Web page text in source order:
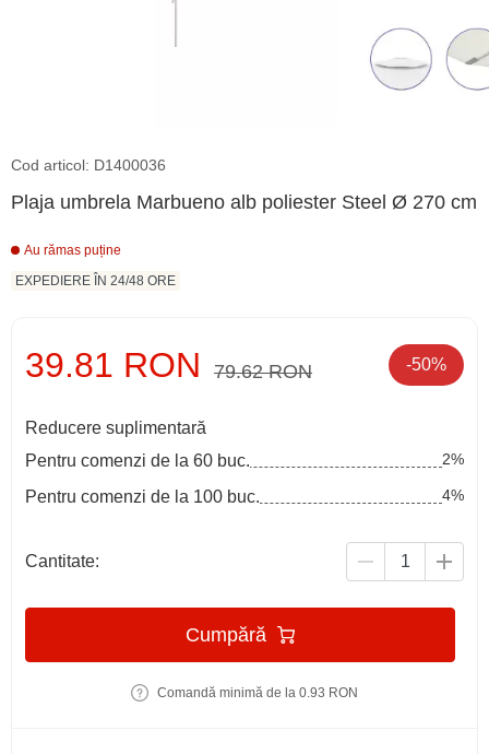
Cod articol: D1400036
Plaja umbrela Marbueno alb poliester Steel Ø 270 cm
Au rămas puține
EXPEDIERE ÎN 24/48 ORE
39.81 RON 79.62 RON -50%
Reducere suplimentară
Pentru comenzi de la 60 buc.
2%
Pentru comenzi de la 100 buc. 4%
Cantitate:
Cumpără
Comandă minimă de la 0.93 RON